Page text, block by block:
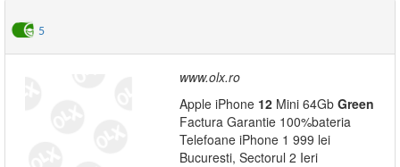
5
www.olx.ro
Apple iPhone 12 Mini 64Gb Green
Factura Garantie 100%bateria
Telefoane iPhone 1 999 lei
Bucuresti, Sectorul 2 Ieri